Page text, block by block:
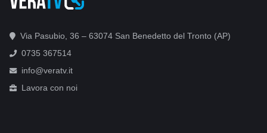
Via Pasubio, 36 – 63074 San Benedetto del Tronto (AP)
0735 367514
info@veratv.it
Lavora con noi